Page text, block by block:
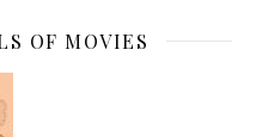
OF MOVIES